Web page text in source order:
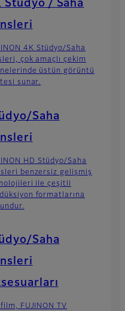
Stüdyo / Saha
4K Stüdyo/Saha
çok amaçlı çekim
üstün görüntü
sunar.
Saha
HD Stüdyo/Saha
benzersiz gelişmiş
ile çeşitli
formatlarına
Saha
FUJINON TV